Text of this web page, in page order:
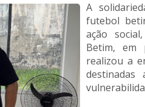
A
futebol
ação
Betim, em
realizou a
destinadas